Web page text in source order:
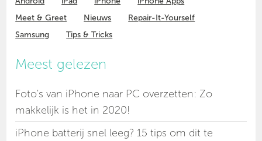
Meet & Greet
Nieuws
Repair-It-Yourself
Samsung
Tips & Tricks
Meest gelezen
Foto's van iPhone naar PC overzetten: Zo
makkelijk is het in 2020!
iPhone batterij snel leeg? 15 tips om dit te